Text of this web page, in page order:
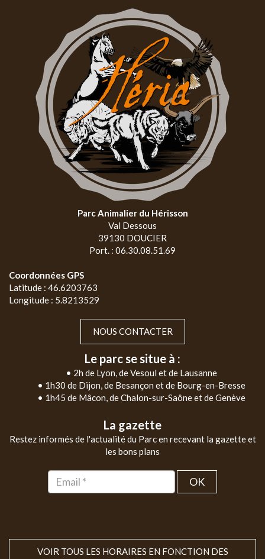
Parc Animalier du Hérisson
Val Dessous
39130 DOUCIER
Port. : 06.30.08.51.69
Coordonnées GPS
Latitude : 46.6203763
Longitude : 5.8213529
NOUS CONTACTER
Le parc se situe à :
• 2h de Lyon, de Vesoul et de Lausanne
• 1h30 de Dijon, de Besançon et de Bourg-en-Bresse
• 1h45 de Mâcon, de Chalon-sur-Saône et de Genève
La gazette
Restez informés de l'actualité du Parc en recevant la gazette et
les bons plans
OK
VOIR TOUS LES HORAIRES EN FONCTION DES